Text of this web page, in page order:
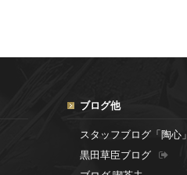
ブログ他
スタッフブログ「陶心」
黒田草臣ブログ